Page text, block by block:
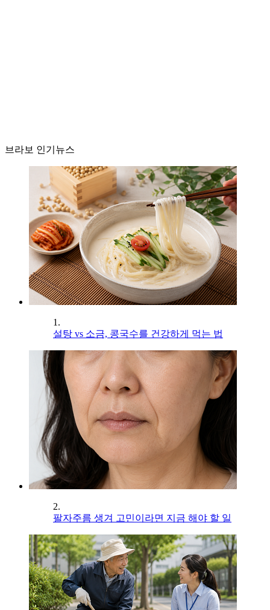
브라보 인기뉴스
1.
설탕 vs 소금, 콩국수를 건강하게 먹는 법
2.
팔자주름 생겨 고민이라면 지금 해야 할 일